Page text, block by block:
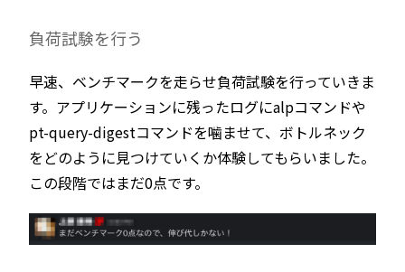
負荷試験を行う
早速、ベンチマークを走らせ負荷試験を行っていきま
す。アプリケーションに残ったログにalpコマンドや
pt-query-digestコマンドを噛ませて、ボトルネック
をどのように見つけていくか体験してもらいました。
この段階ではまだ0点です。